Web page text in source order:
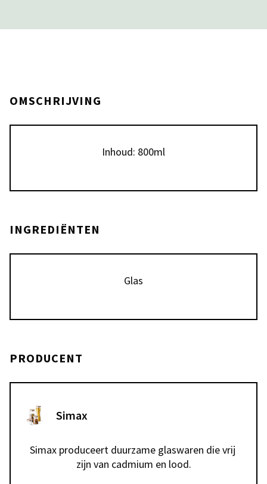
OMSCHRIJVING
Inhoud: 800ml
INGREDIËNTEN
Glas
PRODUCENT
Simax
Simax produceert duurzame glaswaren die vrij
zijn van cadmium en lood.